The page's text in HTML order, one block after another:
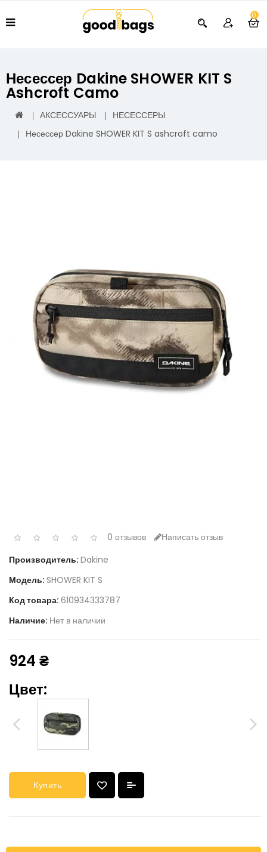
0
Несессер Dakine SHOWER KIT S
Ashcroft Camo
АКСЕССУАРЫ
НЕСЕССЕРЫ
Несессер Dakine SHOWER KIT S ashcroft camo
0 отзывов
Написать отзыв
Производитель: Dakine
Модель: SHOWER KIT S
Код товара: 610934333787
Наличие: Нет в наличии
924 ₴
Цвет:
Купить